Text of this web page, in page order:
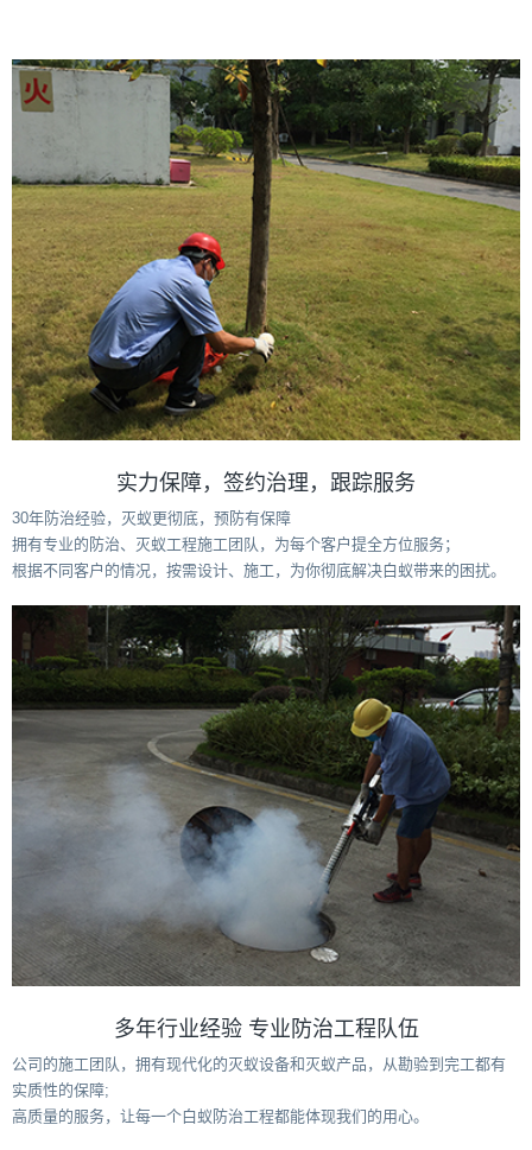
实力保障，签约治理，跟踪服务
30年防治经验，灭蚁更彻底，预防有保障
拥有专业的防治、灭蚁工程施工团队，为每个客户提全方位服务；
根据不同客户的情况，按需设计、施工，为你彻底解决白蚁带来的困扰。
多年行业经验 专业防治工程队伍
公司的施工团队，拥有现代化的灭蚁设备和灭蚁产品，从勘验到完工都有
实质性的保障;
高质量的服务，让每一个白蚁防治工程都能体现我们的用心。